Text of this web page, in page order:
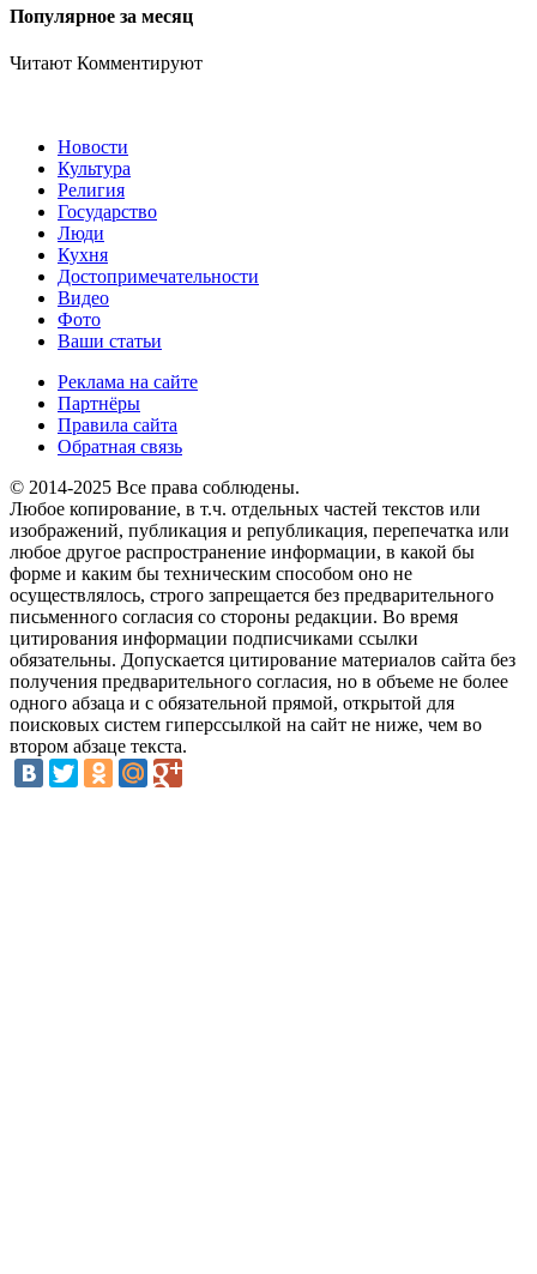
Популярное за месяц
Читают Комментируют
Новости
Культура
Религия
Государство
Люди
Кухня
Достопримечательности
Видео
Фото
Ваши статьи
Реклама на сайте
Партнёры
Правила сайта
Обратная связь
© 2014-2025 Все права соблюдены.
Любое копирование, в т.ч. отдельных частей текстов или
изображений, публикация и републикация, перепечатка или
любое другое распространение информации, в какой бы
форме и каким бы техническим способом оно не
осуществлялось, строго запрещается без предварительного
письменного согласия со стороны редакции. Во время
цитирования информации подписчиками ссылки
обязательны. Допускается цитирование материалов сайта без
получения предварительного согласия, но в объеме не более
одного абзаца и с обязательной прямой, открытой для
поисковых систем гиперссылкой на сайт не ниже, чем во
втором абзаце текста.